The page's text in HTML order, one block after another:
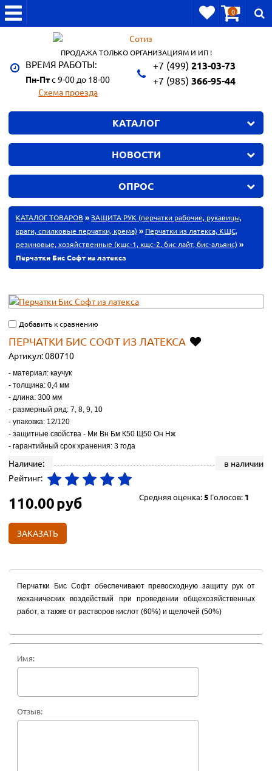
0
ПРОДАЖА ТОЛЬКО ОРГАНИЗАЦИЯМ И ИП !
ВРЕМЯ РАБОТЫ:
Пн-Птс 9-00 до 18-00
Схема проезда
+7 (499) 213-03-73
+7 (985) 366-95-44
КАТАЛОГ
НОВОСТИ
ОПРОС
КАТАЛОГ ТОВАРОВ »ЗАЩИТА РУК (перчатки рабочие, рукавицы,
краги, спилковые перчатки, крема) » Перчатки из латекса, КЩС,
резиновые, хозяйственные (кщс-1, кщс-2, бис лайт, бис-альянс) »
Перчатки Бис Софт из латекса
Добавить к сравнению
ПЕРЧАТКИ БИС СОФТ ИЗ ЛАТЕКСА
Артикул:080710
- материал: каучук
- толщина: 0,4 мм
- длина: 300 мм
- размерный ряд: 7, 8, 9, 10
- упаковка: 12/120
- защитные свойства - Ми Вн Бм К50 Щ50 Он Нж
- гарантийный срок хранения: 3 года
Наличие:
в наличии
Рейтинг:
Средняя оценка:5 Голосов: 1
110.00руб
ЗАКАЗАТЬ
Перчатки Бис Софт обеспечивают превосходную защиту рук от
механических воздействий при проведении общехозяйственных
работ, а также от растворов кислот (60%) и щелочей (50%)
Имя:
Отзыв: